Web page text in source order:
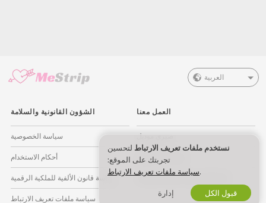
العربية
الشؤون القانونية والسلامة
سياسة الخصوصية
أحكام الاستخدام
سياسة قانون الألفية للملكية الرقمية
سياسة ملفات تعريف الارتباط
العمل معنا
صيري موديل
اشتراك الاستوديو
برنامج التسويق بالعمولة للويبكام
نستخدم ملفات تعريف الارتباط لتحسين
تجربتك على الموقع:
سياسة ملفات تعريف الارتباط.
إدارة قبول الكل